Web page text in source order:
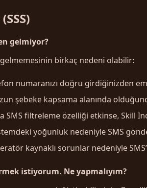
gelmiyor?
birkaç nedeni olabilir:
numaranızı doğru girdiğinizden
şebeke kapsama alanında
SMS filtreleme özelliği etkinse, Skill
yoğunluk nedeniyle SMS
kaynaklı sorunlar nedeniyle
istiyorum. Ne yapmalıyım?